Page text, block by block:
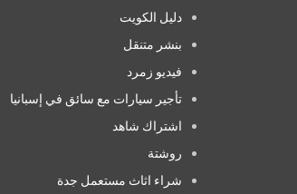
دليل الكويت
بنشر متنقل
فيديو زمرد
تأجير سيارات مع سائق في إسبانيا
اشتراك شاهد
روشتة
شراء اثاث مستعمل جدة